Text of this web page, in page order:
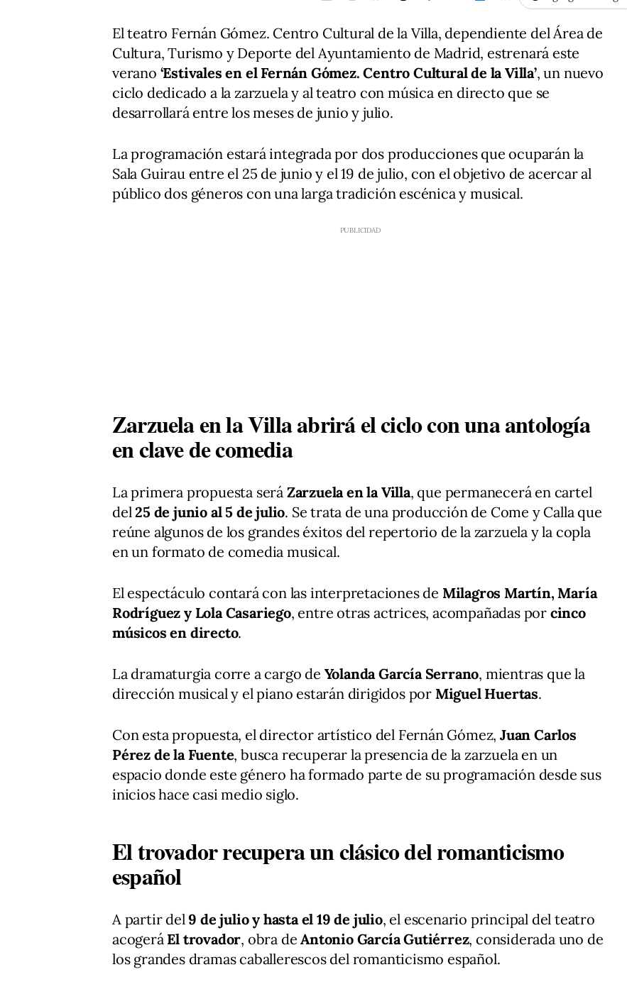
El teatro Fernán Gómez. Centro Cultural de la Villa, dependiente del Área de
Cultura, Turismo y Deporte del Ayuntamiento de Madrid, estrenará este
verano ‘Estivales en el Fernán Gómez. Centro Cultural de la Villa’, un nuevo
ciclo dedicado a la zarzuela y al teatro con música en directo que se
desarrollará entre los meses de junio y julio.
La programación estará integrada por dos producciones que ocuparán la
Sala Guirau entre el 25 de junio y el 19 de julio, con el objetivo de acercar al
público dos géneros con una larga tradición escénica y musical.
Zarzuela en la Villa abrirá el ciclo con una antología
en clave de comedia
La primera propuesta será Zarzuela en la Villa, que permanecerá en cartel
del25 de junio al 5 de julio. Se trata de una producción de Come y Calla que
reúne algunos de los grandes éxitos del repertorio de la zarzuela y la copla
en un formato de comedia musical.
El espectáculo contará con las interpretaciones de Milagros Martín, María
Rodríguez y Lola Casariego, entre otras actrices, acompañadas por cinco
músicos en directo.
La dramaturgia corre a cargo de Yolanda García Serrano, mientras que la
dirección musical y el piano estarán dirigidos por Miguel Huertas.
Con esta propuesta, el director artístico del Fernán Gómez, Juan Carlos
Pérez de la Fuente, busca recuperar la presencia de la zarzuela en un
espacio donde este género ha formado parte de su programación desde sus
inicios hace casi medio siglo.
El trovador recupera un clásico del romanticismo
español
A partir del9 de julio y hasta el 19 de julio, el escenario principal del teatro
acogerá El trovador, obra deAntonio García Gutiérrez, considerada uno de
los grandes dramas caballerescos del romanticismo español.